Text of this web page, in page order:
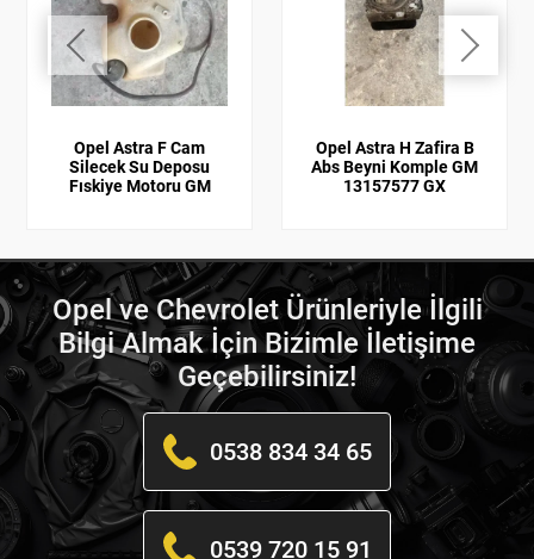
Opel Astra F Cam
Silecek Su Deposu
Fıskiye Motoru GM
Opel Astra H Zafira B
Abs Beyni Komple GM
13157577 GX
Opel ve Chevrolet Ürünleriyle İlgili
Bilgi Almak İçin Bizimle İletişime
Geçebilirsiniz!
0538 834 34 65
0539 720 15 91